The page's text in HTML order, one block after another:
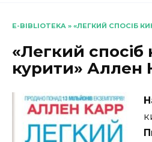
E-BIBLIOTEKA » «ЛЕГКИЙ СПОСІБ
«Легкий спосіб
курити» Аллен